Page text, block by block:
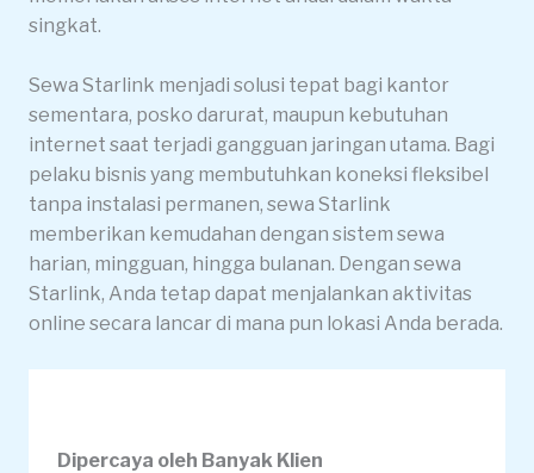
singkat.
Sewa Starlink menjadi solusi tepat bagi kantor
sementara, posko darurat, maupun kebutuhan
internet saat terjadi gangguan jaringan utama. Bagi
pelaku bisnis yang membutuhkan koneksi fleksibel
tanpa instalasi permanen, sewa Starlink
memberikan kemudahan dengan sistem sewa
harian, mingguan, hingga bulanan. Dengan sewa
Starlink, Anda tetap dapat menjalankan aktivitas
online secara lancar di mana pun lokasi Anda berada.
Dipercaya oleh Banyak Klien